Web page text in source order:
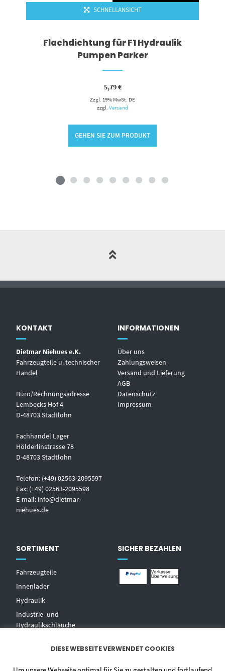
SCHNELLANSICHT
Flachdichtung für F1 Hydraulik
Pumpen Parker
5,79€
Zzgl. 19% MwSt. DE
zzgl.Versand
GEHEN SIE ZUM PRODUKT
KONTAKT
Dietmar Niehues e.K.
Fahrzeugteile u. technischer
Handel
Büro/Rechnungsadresse
Lembecks Hof 4
D-48703 Stadtlohn
Fachhandel Lager
Hölderlinstrasse 78
D-48703 Stadtlohn
Telefon: (+49) 02563-2095597
Fax: (+49) 02563-2095598
E-mail: info@dietmar-
niehues.de
INFORMATIONEN
Über uns
Zahlungsweisen
Versand und Lieferung
AGB
Datenschutz
Impressum
SORTIMENT
Fahrzeugteile
Innenlader
Hydraulik
Industrie- und
Hydraulikschläuche
Zentralschmierungen
Hochdruckwaschgeräte und
SICHER BEZAHLEN
DIESE WEBSEITE VERWENDET COOKIES